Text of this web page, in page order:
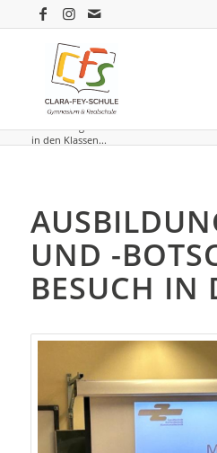
Du bist hier: Startseite
Berufsorientierung
Ausbildungsbotschafterinnen und -
in den Klassen...
UND -
BESUCH IN